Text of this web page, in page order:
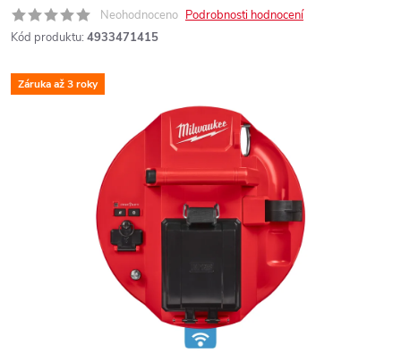
Neohodnoceno Podrobnosti hodnocení
Kód produktu: 4933471415
Záruka až 3 roky